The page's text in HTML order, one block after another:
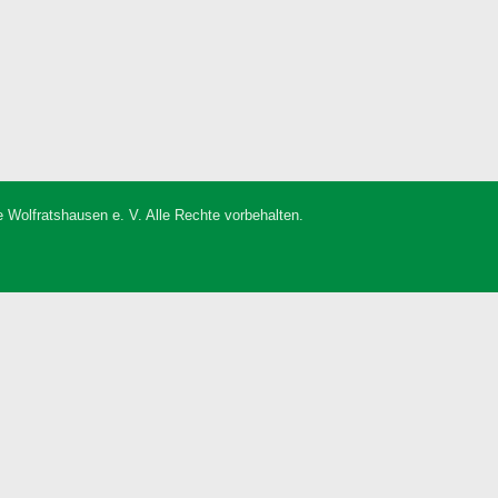
e. V. Alle Rechte vorbehalten.